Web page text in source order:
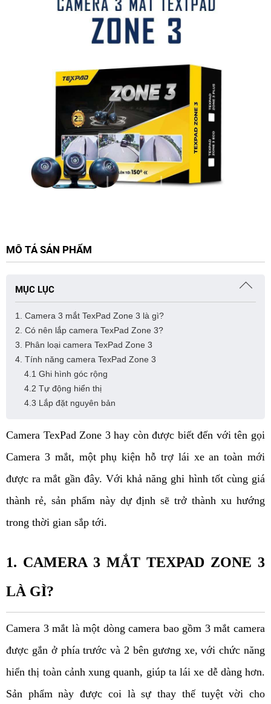
MÔ TẢ SẢN PHẨM
MỤC LỤC
1. Camera 3 mắt TexPad Zone 3 là gì?
2. Có nên lắp camera TexPad Zone 3?
3. Phân loại camera TexPad Zone 3
4. Tính năng camera TexPad Zone 3
4.1 Ghi hình góc rộng
4.2 Tự động hiển thị
4.3 Lắp đặt nguyên bản
Camera TexPad Zone 3 hay còn được biết đến với tên gọi
Camera 3 mắt, một phụ kiện hỗ trợ lái xe an toàn mới
được ra mắt gần đây. Với khả năng ghi hình tốt cùng giá
thành rẻ, sản phẩm này dự định sẽ trở thành xu hướng
trong thời gian sắp tới.
1. CAMERA 3 MẮT TEXPAD ZONE 3
LÀ GÌ?
Camera 3 mắt là một dòng camera bao gồm 3 mắt camera
được gắn ở phía trước và 2 bên gương xe, với chức năng
hiển thị toàn cảnh xung quanh, giúp ta lái xe dễ dàng hơn.
Sản phẩm này được coi là sự thay thế tuyệt vời cho